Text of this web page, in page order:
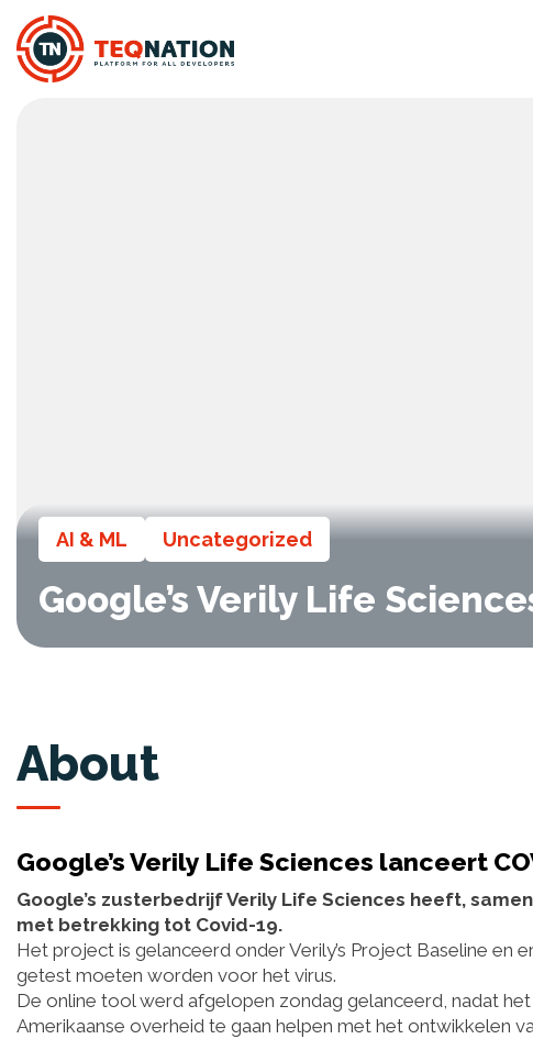
AI & ML Uncategorized
Google’s Verily Life
About
Google’s Verily Life Sciences lanceert
Google’s zusterbedrijf Verily Life Sciences heeft,
met betrekking tot Covid-19.
Het project is gelanceerd onder Verily’s Project Baseline
getest moeten worden voor het virus.
De online tool werd afgelopen zondag gelanceerd, nadat
Amerikaanse overheid te gaan helpen met het ontwikkelen